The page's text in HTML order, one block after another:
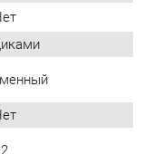
мнением.